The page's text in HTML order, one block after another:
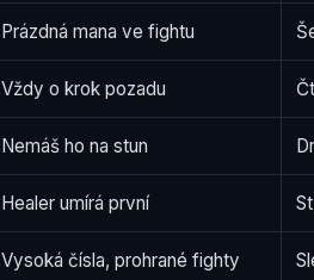
Prázdná mana ve fightu
Vždy o krok pozadu
Nemáš ho na stun
Healer umírá první
Vysoká čísla, prohrané fighty